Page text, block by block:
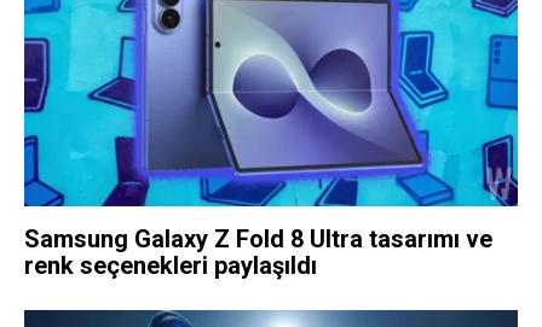
Samsung Galaxy Z Fold 8 Ultra tasarımı ve
renk seçenekleri paylaşıldı